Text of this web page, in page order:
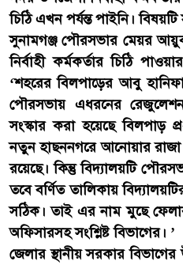
চিঠি এখন পর্যন্ত পাইনি।
সুনামগঞ্জ পৌরসভার মেয়র
নির্বাহী কর্মকর্তার চিঠি
‘শহরের বিলপাড়ের আবু
পৌরসভায় এধরনের
সংস্কার করা হয়েছে বিলপাড়
নতুন হাছননগরে আনোয়ার রাজা
রয়েছে। কিন্তু বিদ্যালয়টি
তবে বর্ণিত তালিকায়
সঠিক। তাই এর নাম মুছে ফেলার
অফিসারসহ সংশ্লিষ্ট বিভাগের। ’
জেলার স্থানীয় সরকার